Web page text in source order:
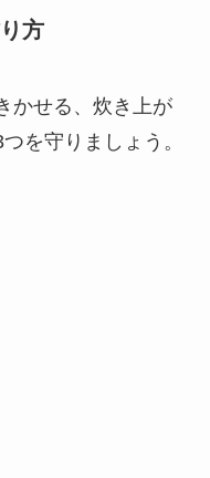
方
かせる、炊き上が
を守りましょう。